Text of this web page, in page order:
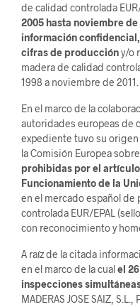
de calidad controlada
2005 hasta noviembre de
información
cifras de produccióny/o
madera de calidad
1998 a noviembre de 2011.
En el marco de la
autoridades europeas de
expediente tuvo su
la Comisión Europea
prohibidas por el artículo
Funcionamiento de la
en el mercado español de
controlada EUR/EPAL
con reconocimiento y
A raíz de la citada
en el marco de la cualel
inspecciones
MADERAS JOSE SAIZ, S.L.,